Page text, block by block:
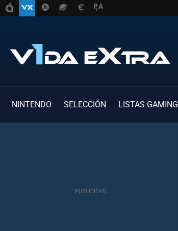
NINTENDO SELECCIÓN LISTAS GAMING